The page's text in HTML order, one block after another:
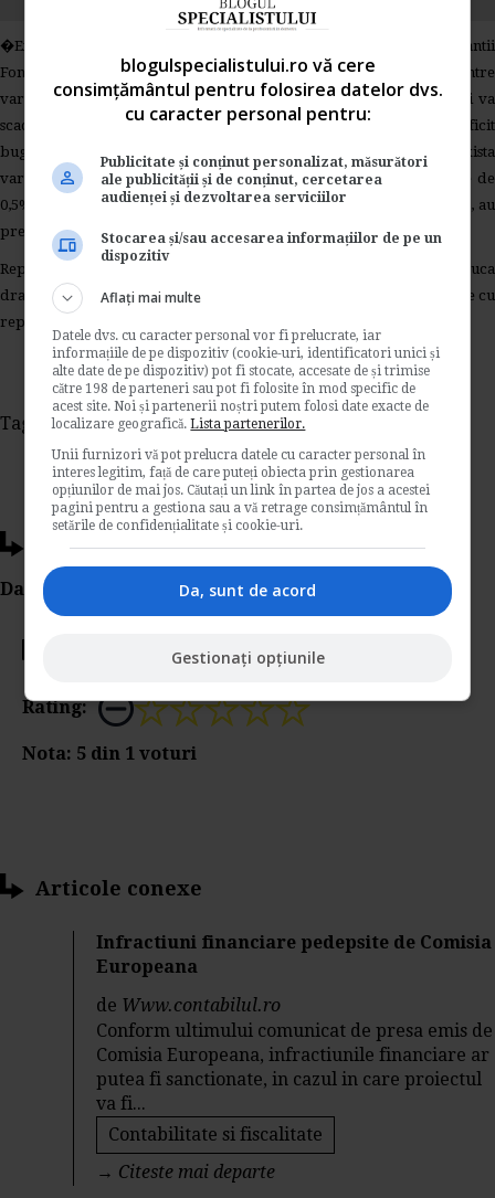
�Exista mai multe variante de lucru ce sunt negociate cu reprezentantii
Fondului Monetar International (FMI) in aceste zile. Una dintre
variantele pe care le discutam este cea in care economia Romaniei va
scadea in acest an cu 1%, si atunci putem discuta despre un deficit
bugetar de 3-3,5% din Produsul Intern Brut (PIB - n.red.). Mai exista
varianta in care economia din tara noastra va inregistra o crestere de
0,5%, si atunci exista varianta unui deficit bugetar de 2% din PIB�, au
precizat sursele citate.
Reprezentantii Guvernului au adaugat ca Romania va trebui sa reduca
drastic cheltuielile din acest an, in oricare dintre variantele negociate cu
reprezentantii FMI.
Tags: FMI dobanda imprumut
Ti-a placut acest articol?
Da Like, Printeaza sau trimite pe Email!
Votati articolul
Rating:
Nota: 5 din 1 voturi
Articole conexe
Infractiuni financiare pedepsite de Comisia
Europeana
de Www.contabilul.ro
Conform ultimului comunicat de presa emis de
Comisia Europeana, infractiunile financiare ar
putea fi sanctionate, in cazul in care proiectul
va fi...
Contabilitate si fiscalitate
→ Citeste mai departe
blogulspecialistului.ro vă cere
consimțământul pentru folosirea datelor dvs.
cu caracter personal pentru:
Publicitate și conținut personalizat, măsurători
ale publicității și de conținut, cercetarea
audienței și dezvoltarea serviciilor
Stocarea și/sau accesarea informațiilor de pe un
dispozitiv
Aflați mai multe
Datele dvs. cu caracter personal vor fi prelucrate, iar
informațiile de pe dispozitiv (cookie-uri, identificatori unici și
alte date de pe dispozitiv) pot fi stocate, accesate de și trimise
către 198 de parteneri sau pot fi folosite în mod specific de
acest site. Noi și partenerii noștri putem folosi date exacte de
localizare geografică.Lista partenerilor.
Unii furnizori vă pot prelucra datele cu caracter personal în
interes legitim, față de care puteți obiecta prin gestionarea
opțiunilor de mai jos. Căutați un link în partea de jos a acestei
pagini pentru a gestiona sau a vă retrage consimțământul în
setările de confidențialitate și cookie-uri.
Da, sunt de acord
Gestionați opțiunile